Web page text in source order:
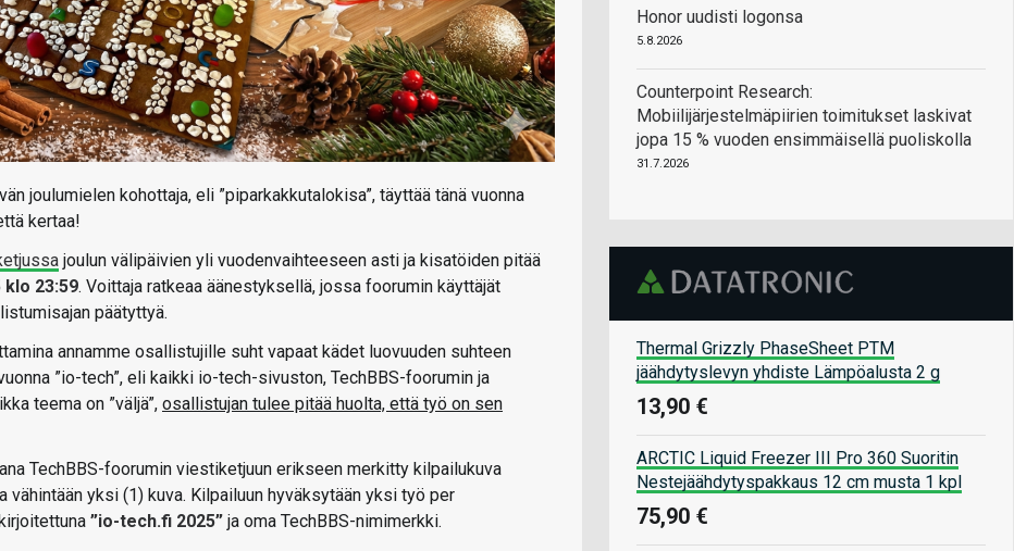
joulumielen kohottaja, eli ”piparkakkutalokisa”, täyttää tänä vuonna
kertaa!
joulun välipäivien yli vuodenvaihteeseen asti ja kisatöiden pitää
klo 23:59. Voittaja ratkeaa äänestyksellä, jossa foorumin käyttäjät
päätyttyä.
annamme osallistujille suht vapaat kädet luovuuden suhteen
”io-tech”, eli kaikki io-tech-sivuston, TechBBS-foorumin ja
teema on ”väljä”, osallistujan tulee pitää huolta, että työ on sen
TechBBS-foorumin viestiketjuun erikseen merkitty kilpailukuva
yksi (1) kuva. Kilpailuun hyväksytään yksi työ per
”io-tech.fi 2025” ja oma TechBBS-nimimerkki.
Honor uudisti logonsa
5.8.2026
Counterpoint Research:
Mobiilijärjestelmäpiirien toimitukset laskivat
jopa 15 % vuoden ensimmäisellä puoliskolla
31.7.2026
Thermal Grizzly PhaseSheet PTM
jäähdytyslevyn yhdiste Lämpöalusta 2 g
13,90 €
ARCTIC Liquid Freezer III Pro 360 Suoritin
Nestejäähdytyspakkaus 12 cm musta 1 kpl
75,90 €